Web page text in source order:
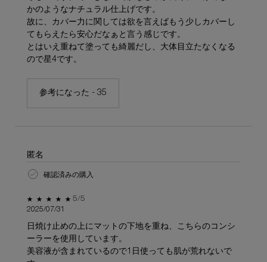
かのようなナチュラル仕上げです。
故に、カバー力に関しては欲を言えばもう少しカバーし
てもらえたら安心だなぁと言う感じです。
とはいえ重ねて塗っても綺麗だし、大体目立たなくなる
ので星4です。
参考になった - 35
匿名
確認済みの購入
5星中5。
5/5
2025/07/31
日焼け止めの上にマットの下地を重ね、こちらのコンシ
ーラーを使用しています。
美容液が含まれているので1日使っても肌が荒れないで